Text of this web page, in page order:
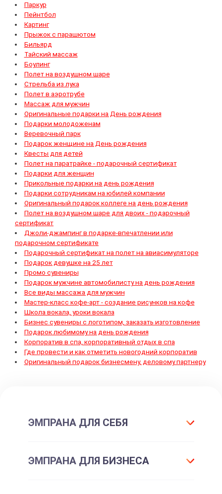
Паркур
Пейнтбол
Картинг
Прыжок с парашютом
Бильярд
Тайский массаж
Боулинг
Полет на воздушном шаре
Стрельба из лука
Полет в аэротрубе
Массаж для мужчин
Оригинальные подарки на День рождения
Подарки молодоженам
Веревочный парк
Подарок женщине на День рождения
Квесты для детей
Полет на паратрайке - подарочный сертификат
Подарки для женщин
Прикольные подарки на день рождения
Подарки сотрудникам на юбилей компании
Оригинальный подарок коллеге на день рождения
Полет на воздушном шаре для двоих - подарочный
сертификат
Джоли-джампинг в подарке-впечатлении или
подарочном сертификате
Подарочный сертификат на полет на авиасимуляторе
Подарок девушке на 25 лет
Промо сувениры
Подарок мужчине автомобилисту на день рождения
Все виды массажа для мужчин
Мастер-класс кофе-арт - создание рисунков на кофе
Школа вокала, уроки вокала
Бизнес сувениры с логотипом, заказать изготовление
Подарок любимому на день рождения
Корпоратив в спа, корпоративный отдых в спа
Где провести и как отметить новогодний корпоратив
Оригинальный подарок бизнесмену, деловому партнеру
ЭМПРАНА ДЛЯ СЕБЯ
Все впечатления
ЭМПРАНА ДЛЯ БИЗНЕСА